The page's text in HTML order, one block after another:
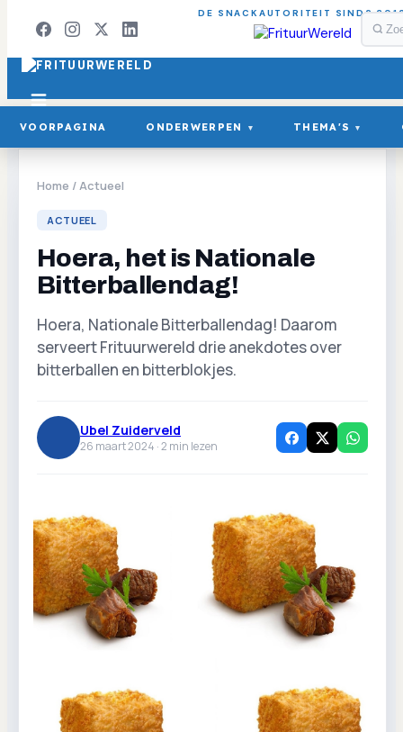
DE SNACKAUTORITEIT SINDS
VOORPAGINA ONDERWERPEN ▾ THEMA'S ▾
Home /Actueel
ACTUEEL
Hoera, het is Nationale
Bitterballendag!
Hoera, Nationale Bitterballendag! Daarom
serveert Frituurwereld drie anekdotes over
bitterballen en bitterblokjes.
Ubel Zuiderveld
26 maart 2024 ·2 min lezen